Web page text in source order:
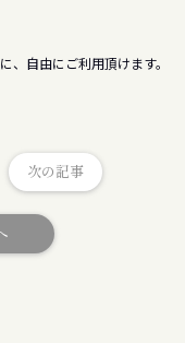
、自由にご利用頂けます。
次の記事